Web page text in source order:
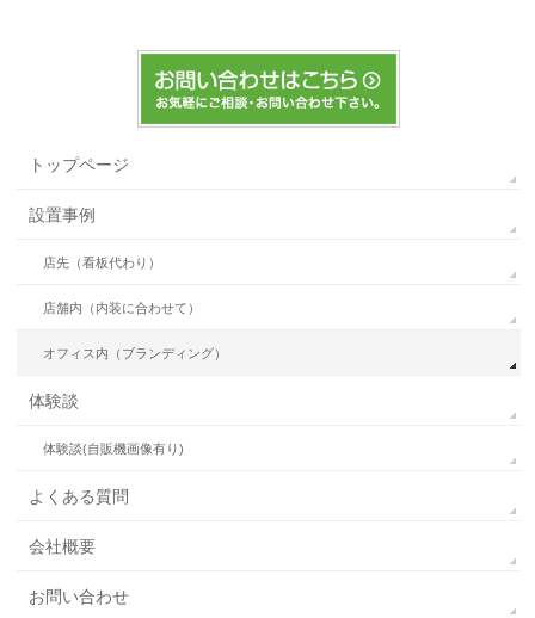
トップページ
設置事例
店先（看板代わり）
店舗内（内装に合わせて）
オフィス内（ブランディング）
体験談
体験談(自販機画像有り)
よくある質問
会社概要
お問い合わせ